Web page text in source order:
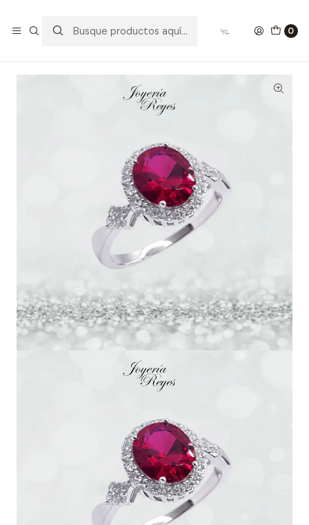
0
Anillo de plata rodinada fabricación Italiana - ley 925 -
modelo R-0068R